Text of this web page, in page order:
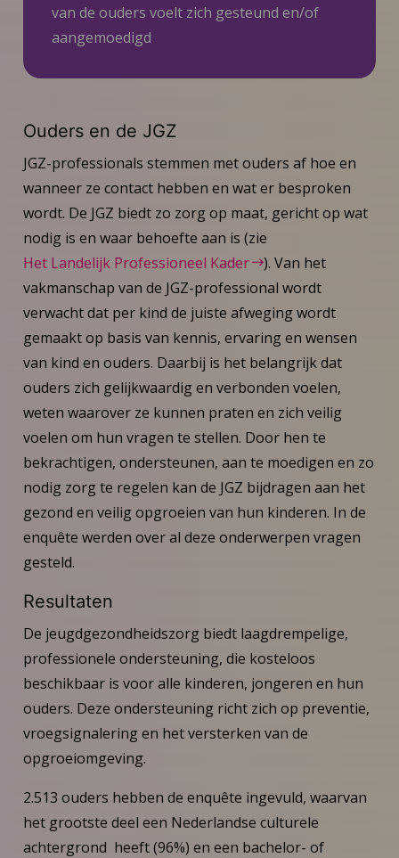
van de ouders voelt zich gesteund en/of
aangemoedigd
Ouders en de JGZ
JGZ-professionals stemmen met ouders af hoe en
wanneer ze contact hebben en wat er besproken
wordt. De JGZ biedt zo zorg op maat, gericht op wat
nodig is en waar behoefte aan is (zie
Het Landelijk Professioneel Kader
). Van het
vakmanschap van de JGZ-professional wordt
verwacht dat per kind de juiste afweging wordt
gemaakt op basis van kennis, ervaring en wensen
van kind en ouders. Daarbij is het belangrijk dat
ouders zich gelijkwaardig en verbonden voelen,
weten waarover ze kunnen praten en zich veilig
voelen om hun vragen te stellen. Door hen te
bekrachtigen, ondersteunen, aan te moedigen en zo
nodig zorg te regelen kan de JGZ bijdragen aan het
gezond en veilig opgroeien van hun kinderen. In de
enquête werden over al deze onderwerpen vragen
gesteld.
Resultaten
De jeugdgezondheidszorg biedt laagdrempelige,
professionele ondersteuning, die kosteloos
beschikbaar is voor alle kinderen, jongeren en hun
ouders. Deze ondersteuning richt zich op preventie,
vroegsignalering en het versterken van de
opgroeiomgeving.
2.513 ouders hebben de enquête ingevuld, waarvan
het grootste deel een Nederlandse culturele
achtergrond heeft (96%) en een bachelor- of